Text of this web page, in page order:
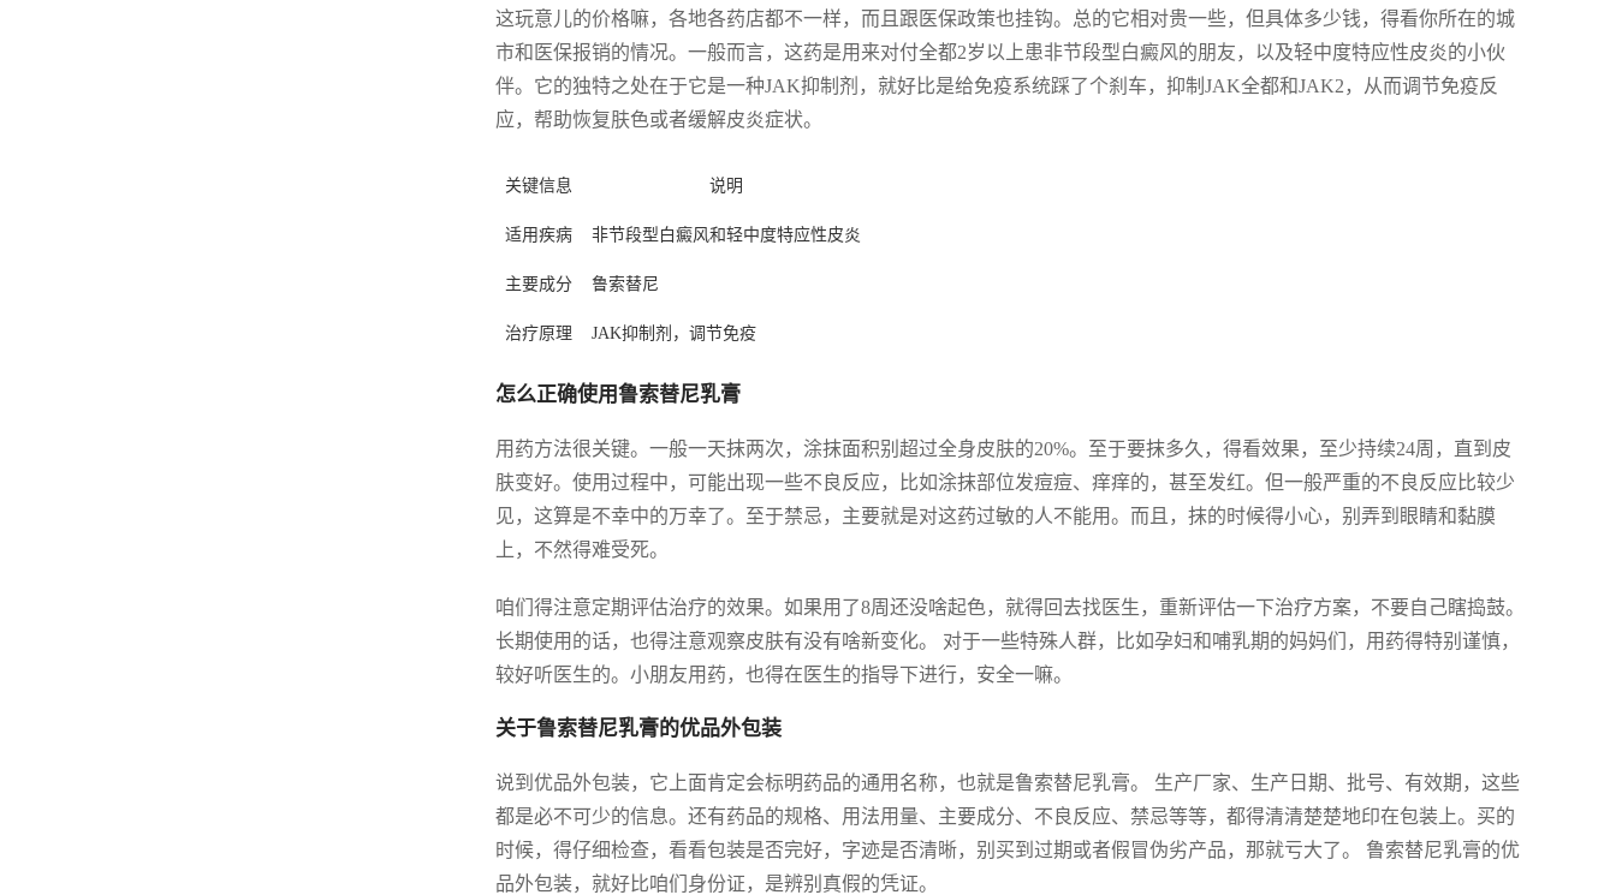
这玩意儿的价格嘛，各地各药店都不一样，而且跟医保政策也挂钩。总的它相对贵一些，但具体多少钱，得看你所在的城
市和医保报销的情况。一般而言，这药是用来对付全都2岁以上患非节段型白癜风的朋友，以及轻中度特应性皮炎的小伙
伴。它的独特之处在于它是一种JAK抑制剂，就好比是给免疫系统踩了个刹车，抑制JAK全都和JAK2，从而调节免疫反
应，帮助恢复肤色或者缓解皮炎症状。
关键信息 说明
适用疾病 非节段型白癜风和轻中度特应性皮炎
主要成分 鲁索替尼
治疗原理 JAK抑制剂，调节免疫
怎么正确使用鲁索替尼乳膏
用药方法很关键。一般一天抹两次，涂抹面积别超过全身皮肤的20%。至于要抹多久，得看效果，至少持续24周，直到皮
肤变好。使用过程中，可能出现一些不良反应，比如涂抹部位发痘痘、痒痒的，甚至发红。但一般严重的不良反应比较少
见，这算是不幸中的万幸了。至于禁忌，主要就是对这药过敏的人不能用。而且，抹的时候得小心，别弄到眼睛和黏膜
上，不然得难受死。
咱们得注意定期评估治疗的效果。如果用了8周还没啥起色，就得回去找医生，重新评估一下治疗方案，不要自己瞎捣鼓。
长期使用的话，也得注意观察皮肤有没有啥新变化。 对于一些特殊人群，比如孕妇和哺乳期的妈妈们，用药得特别谨慎，
较好听医生的。小朋友用药，也得在医生的指导下进行，安全一嘛。
关于鲁索替尼乳膏的优品外包装
说到优品外包装，它上面肯定会标明药品的通用名称，也就是鲁索替尼乳膏。 生产厂家、生产日期、批号、有效期，这些
都是必不可少的信息。还有药品的规格、用法用量、主要成分、不良反应、禁忌等等，都得清清楚楚地印在包装上。买的
时候，得仔细检查，看看包装是否完好，字迹是否清晰，别买到过期或者假冒伪劣产品，那就亏大了。 鲁索替尼乳膏的优
品外包装，就好比咱们身份证，是辨别真假的凭证。